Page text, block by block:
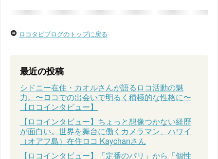
ロコタビブログのトップに戻る
最近の投稿
シドニー在住・カオルさんが語るロコ活動の魅
力。〜ロコでの出会いで明るく積極的な性格に〜
【ロコインタビュー】
【ロコインタビュー】ちょっと想像つかない経歴
が面白い。世界を舞台に働くカメラマン、ハワイ
（オアフ島）在住ロコ Kaychanさん
【ロコインタビュー】「定番のパリ」から「個性